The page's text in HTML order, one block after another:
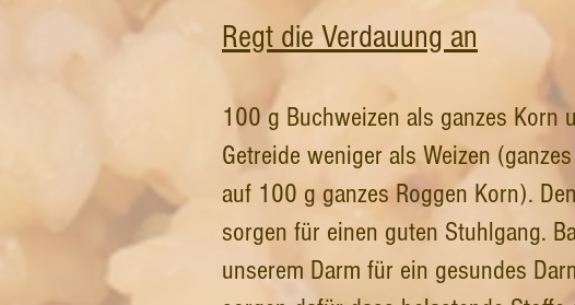
Regt die Verdauung an
100 g Buchweizen als ganzes Korn
Getreide weniger als Weizen
auf 100 g ganzes Roggen Korn).
sorgen für einen guten Stuhlgang.
unserem Darm für ein gesundes